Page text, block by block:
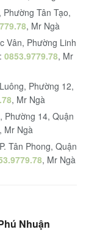
Tân Tạo,
, Mr Ngà
Vân, Phường Linh
0853.9779.78, Mr
Phường 12,
, Mr Ngà
Phường 14, Quận
, Mr Ngà
Tân Phong, Quận
, Mr Ngà
Nhuận